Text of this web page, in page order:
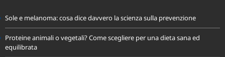
Sole e melanoma: cosa dice davvero la scienza sulla prevenzione
Proteine animali o vegetali? Come scegliere per una dieta sana ed
equilibrata